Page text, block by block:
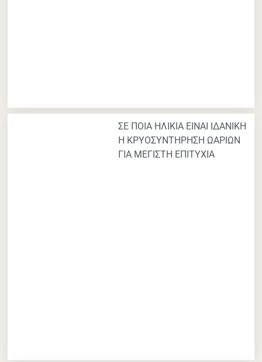
ΣΕ ΠΟΙΑ ΗΛΙΚΙΑ ΕΙΝΑΙ ΙΔΑΝΙΚΗ
Η ΚΡΥΟΣΥΝΤΗΡΗΣΗ ΩΑΡΙΩΝ
ΓΙΑ ΜΕΓΙΣΤΗ ΕΠΙΤΥΧΙΑ